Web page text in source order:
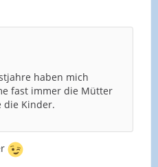
haben mich
fast immer die Mütter
die Kinder.